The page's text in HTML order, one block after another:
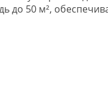
до 50 м²,